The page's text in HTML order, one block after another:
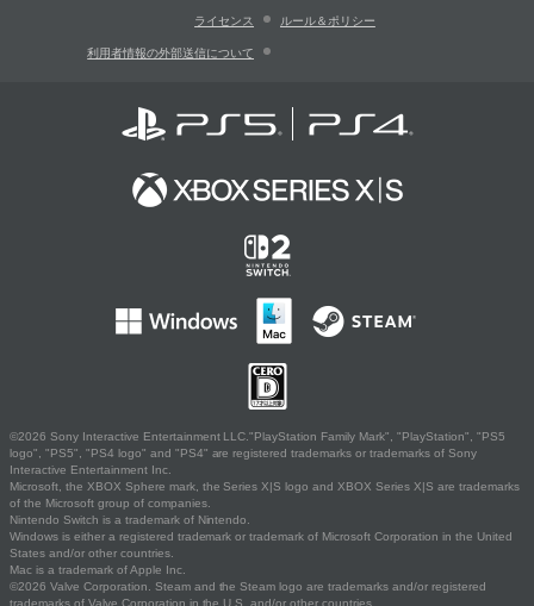
ライセンス ルール＆ポリシー
利用者情報の外部送信について
©2026 Sony Interactive Entertainment LLC."PlayStation Family Mark", "PlayStation", "PS5
logo", "PS5", "PS4 logo" and "PS4" are registered trademarks or trademarks of Sony
Interactive Entertainment Inc.
Microsoft, the XBOX Sphere mark, the Series X|S logo and XBOX Series X|S are trademarks
of the Microsoft group of companies.
Nintendo Switch is a trademark of Nintendo.
Windows is either a registered trademark or trademark of Microsoft Corporation in the United
States and/or other countries.
Mac is a trademark of Apple Inc.
©2026 Valve Corporation. Steam and the Steam logo are trademarks and/or registered
trademarks of Valve Corporation in the U.S. and/or other countries.